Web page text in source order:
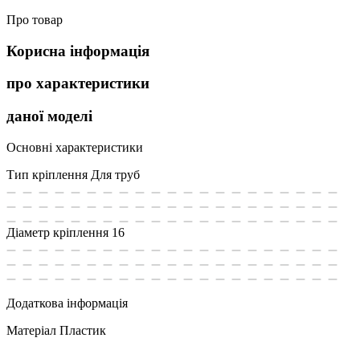
Про товар
Корисна інформація
про характеристики
даної моделі
Основні характеристики
Тип кріплення Для труб
Діаметр кріплення 16
Додаткова інформація
Матеріал Пластик